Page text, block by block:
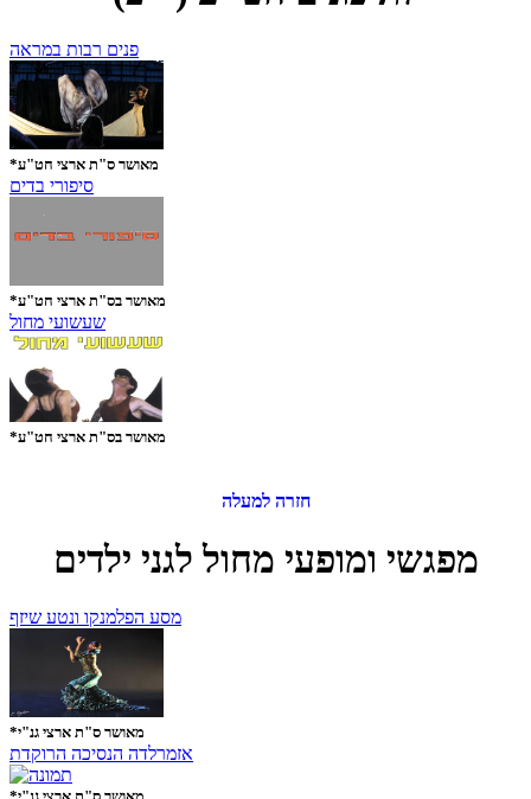
פנים רבות במראה
*מאושר ס"ת ארצי חט"ע
סיפורי בדים
*מאושר בס"ת ארצי חט"ע
שעשועי מחול
*מאושר בס"ת ארצי חט"ע
חזרה למעלה
מפגשי ומופעי מחול לגני ילדים
מסע הפלמנקו ונטע שיזף
*מאושר ס"ת ארצי גנ"י
אזמרלדה הנסיכה הרוקדת